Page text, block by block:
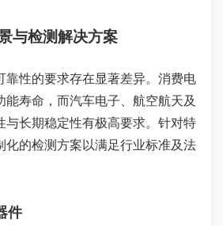
与检测解决方案
靠性的要求存在显著差异。消费电
寿命，而汽车电子、航空航天及
与长期稳定性有极高要求。针对特
化的检测方案以满足行业标准及法
件